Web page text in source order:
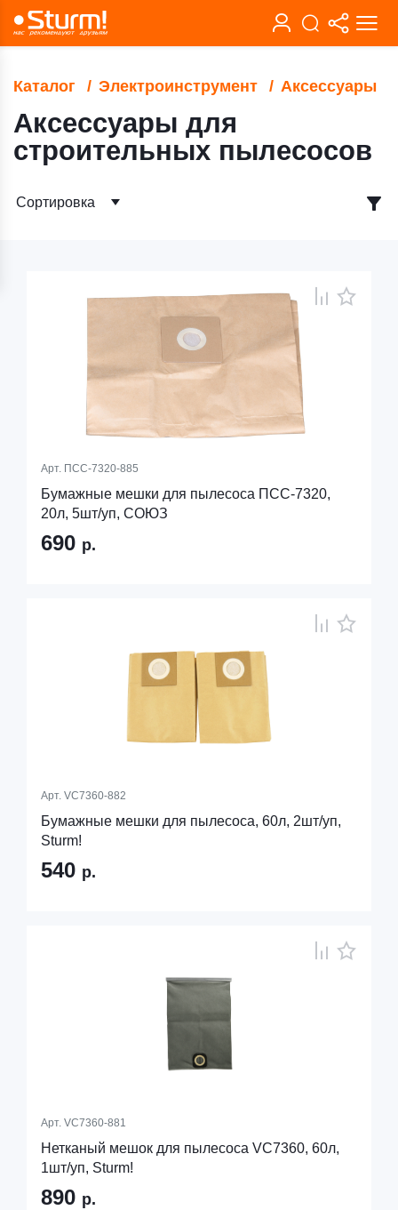
Каталог Электроинструмент Аксессуары
Аксессуары для
строительных пылесосов
Сортировка
Арт. ПСС-7320-885
Бумажные мешки для пылесоса ПСС-7320,
20л, 5шт/уп, СОЮЗ
690 р.
Арт. VC7360-882
Бумажные мешки для пылесоса, 60л, 2шт/уп,
Sturm!
540 р.
Арт. VC7360-881
Нетканый мешок для пылесоса VC7360, 60л,
1шт/уп, Sturm!
890 р.